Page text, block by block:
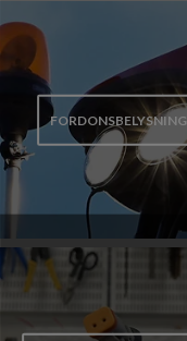
FORDONSBELYSNING